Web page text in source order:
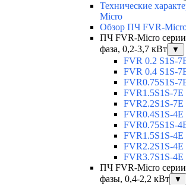
Технические
Micro
Обзор ПЧ FVR-
ПЧ FVR-Micro
фаза, 0,2-3,7 кВт
▼
FVR 0.2 S1S-
FVR 0.4 S1S-
FVR0.75S1S-
FVR1.5S1S-
FVR2.2S1S-
FVR0.4S1S-
FVR0.75S1S-
FVR1.5S1S-
FVR2.2S1S-
FVR3.7S1S-
ПЧ FVR-Micro
фазы, 0,4-2,2 кВт
▼